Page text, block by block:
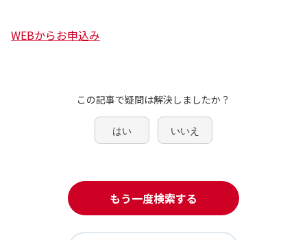
WEBからお申込み
この記事で疑問は解決しましたか？
はい いいえ
もう一度検索する